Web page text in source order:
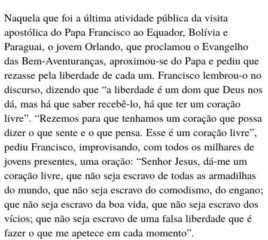
Naquela que foi a última atividade pública da visita
apostólica do Papa Francisco ao Equador, Bolívia e
Paraguai, o jovem Orlando, que proclamou o Evangelho
das Bem-Aventuranças, aproximou-se do Papa e pediu que
rezasse pela liberdade de cada um. Francisco lembrou-o no
discurso, dizendo que “a liberdade é um dom que Deus nos
dá, mas há que saber recebê-lo, há que ter um coração
livre”. “Rezemos para que tenhamos um coração que possa
dizer o que sente e o que pensa. Esse é um coração livre”,
pediu Francisco, improvisando, com todos os milhares de
jovens presentes, uma oração: “Senhor Jesus, dá-me um
coração livre, que não seja escravo de todas as armadilhas
do mundo, que não seja escravo do comodismo, do engano;
que não seja escravo da boa vida, que não seja escravo dos
vícios; que não seja escravo de uma falsa liberdade que é
fazer o que me apetece em cada momento”.